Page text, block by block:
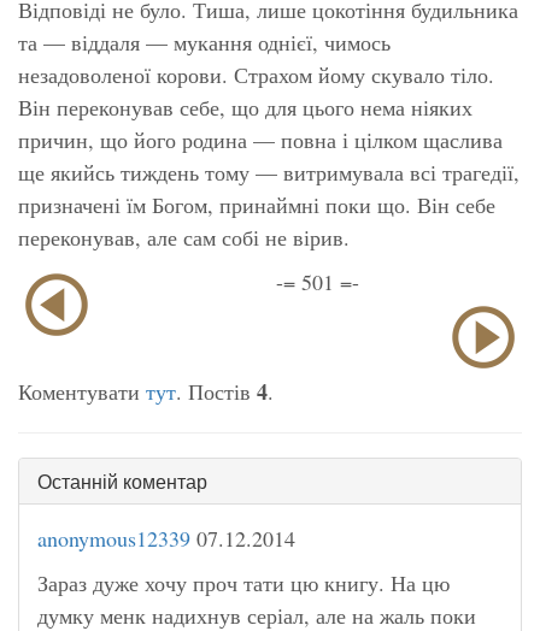
Відповіді не було. Тиша, лише цокотіння будильника
та — віддаля — мукання однієї, чимось
незадоволеної корови. Страхом йому скувало тіло.
Він переконував себе, що для цього нема ніяких
причин, що його родина — повна і цілком щаслива
ще якийсь тиждень тому — витримувала всі трагедії,
призначені їм Богом, принаймні поки що. Він себе
переконував, але сам собі не вірив.
-= 501 =-
Коментувати тут. Постів 4.
Останній коментар
anonymous12339 07.12.2014
Зараз дуже хочу проч тати цю книгу. На цю
думку менк надихнув серіал, але на жаль поки